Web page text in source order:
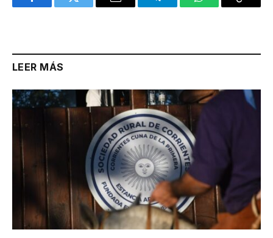
FacebookTwitter Email TelegramWhatsAppCopy
LEER MÁS